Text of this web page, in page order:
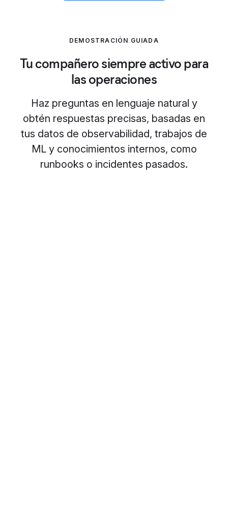
DEMOSTRACIÓN GUIADA
Tu compañero siempre activo para
las operaciones
Haz preguntas en lenguaje natural y
obtén respuestas precisas, basadas en
tus datos de observabilidad, trabajos de
ML y conocimientos internos, como
runbooks o incidentes pasados.